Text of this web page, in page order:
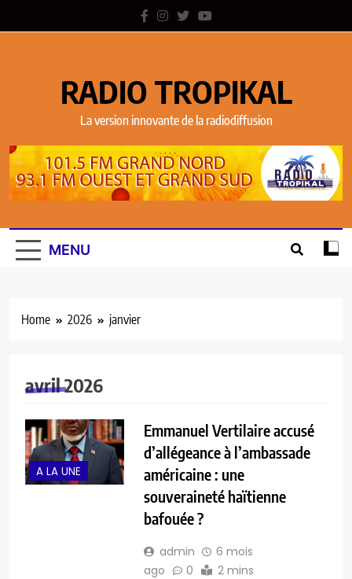
RADIO TROPIKAL
La version innovante de la radiodiffusion
MENU
Home 2026 janvier
avril 2026
A LA UNE
Emmanuel Vertilaire accusé
d’allégeance à l’ambassade
américaine : une
souveraineté haïtienne
bafouée ?
admin
6 mois
ago
0 2 mins